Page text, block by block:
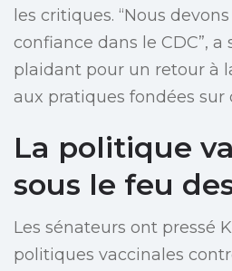
les critiques. “Nous
confiance dans le CDC”,
plaidant pour un retour à
aux pratiques fondées sur
La politique
sous le feu
Les sénateurs ont pressé
politiques vaccinales